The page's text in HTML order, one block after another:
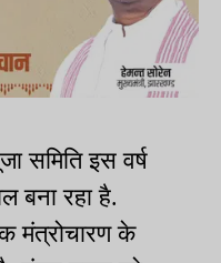
समिति इस वर्ष
बना रहा है.
मंत्रोचारण के